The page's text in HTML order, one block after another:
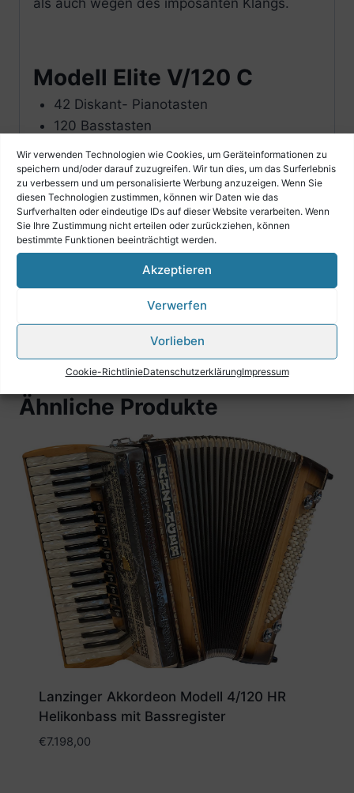
Wir verwenden Technologien wie Cookies, um Geräteinformationen zu
speichern und/oder darauf zuzugreifen. Wir tun dies, um das Surferlebnis
zu verbessern und um personalisierte Werbung anzuzeigen. Wenn Sie
diesen Technologien zustimmen, können wir Daten wie das
Surfverhalten oder eindeutige IDs auf dieser Website verarbeiten. Wenn
Sie Ihre Zustimmung nicht erteilen oder zurückziehen, können
bestimmte Funktionen beeinträchtigt werden.
Akzeptieren
Verwerfen
Vorlieben
Cookie-RichtlinieDatenschutzerklärungImpressum
als auch wegen des imposanten Klangs.
Modell Elite V/120 C
42 Diskant- Pianotasten
120 Basstasten
5-chörig Diskantcassotto
5-chörig Basscassotto
13 Diskantregister
13 Klangfarben + Masterregister
7 Bassregister
mit hochwertigen italienischen
Spezialstimmen ausgestattet
Ähnliche Produkte
Lanzinger Akkordeon Modell 4/120 HR
Helikonbass mit Bassregister
€7.198,00